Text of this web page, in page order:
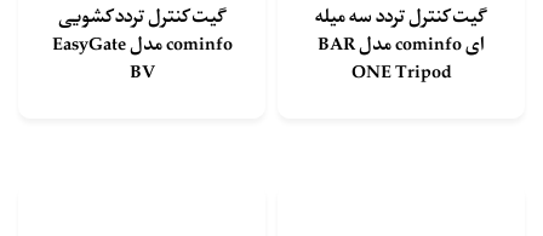
گیت کنترل تردد سه میله
ای cominfo مدل BAR
ONE Tripod
گیت کنترل تردد کشویی
cominfo مدل EasyGate
BV